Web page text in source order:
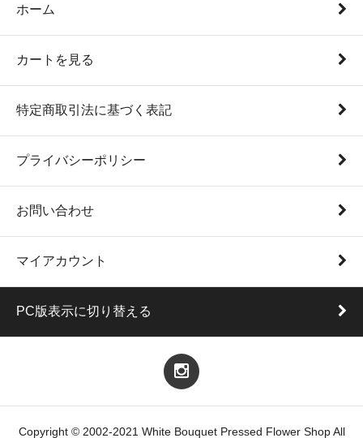
ホーム
カートを見る
特定商取引法に基づく表記
プライバシーポリシー
お問い合わせ
マイアカウント
PC版表示に切り替える
Copyright © 2002-2021 White Bouquet Pressed Flower Shop All